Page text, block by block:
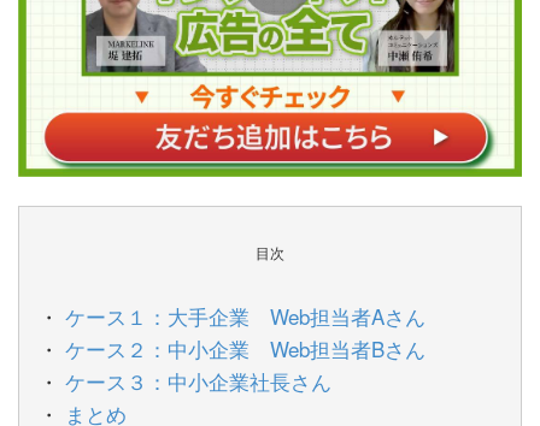
目次
ケース１：大手企業 Web担当者Aさん
ケース２：中小企業 Web担当者Bさん
ケース３：中小企業社長さん
まとめ